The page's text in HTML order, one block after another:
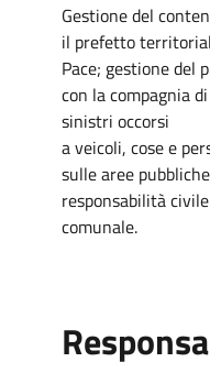
Gestione del
il prefetto
Pace; gestione del
con la compagnia
sinistri occorsi
a veicoli, cose e
sulle aree
responsabilità
comunale.